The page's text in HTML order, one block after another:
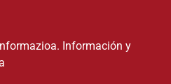
Información y